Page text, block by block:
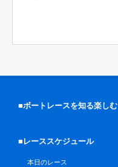
■ボートレースを知る楽しむ
■レーススケジュール
本日のレース